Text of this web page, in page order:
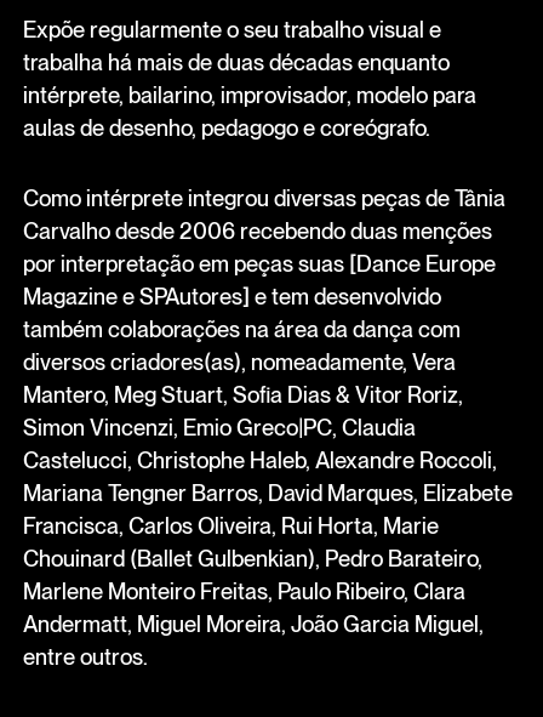
Expõe regularmente o seu trabalho visual e
trabalha há mais de duas décadas enquanto
intérprete, bailarino, improvisador, modelo para
aulas de desenho, pedagogo e coreógrafo.
Como intérprete integrou diversas peças de Tânia
Carvalho desde 2006 recebendo duas menções
por interpretação em peças suas [Dance Europe
Magazine e SPAutores] e tem desenvolvido
também colaborações na área da dança com
diversos criadores(as), nomeadamente, Vera
Mantero, Meg Stuart, Sofia Dias & Vitor Roriz,
Simon Vincenzi, Emio Greco|PC, Claudia
Castelucci, Christophe Haleb, Alexandre Roccoli,
Mariana Tengner Barros, David Marques, Elizabete
Francisca, Carlos Oliveira, Rui Horta, Marie
Chouinard (Ballet Gulbenkian), Pedro Barateiro,
Marlene Monteiro Freitas, Paulo Ribeiro, Clara
Andermatt, Miguel Moreira, João Garcia Miguel,
entre outros.